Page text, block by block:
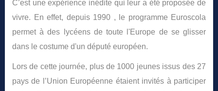
C’est une expérience inédite qui leur a été proposée de
vivre. En effet, depuis 1990 , le programme Euroscola
permet à des lycéens de toute l'Europe de se glisser
dans le costume d'un député européen.
Lors de cette journée, plus de 1000 jeunes issus des 27
pays de l’Union Européenne étaient invités à participer